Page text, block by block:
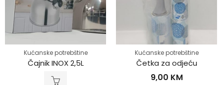
Kućanske potrebštine
Čajnik INOX 2,5L
Kućanske potrebštine
Četka za odjeću
9,00 KM